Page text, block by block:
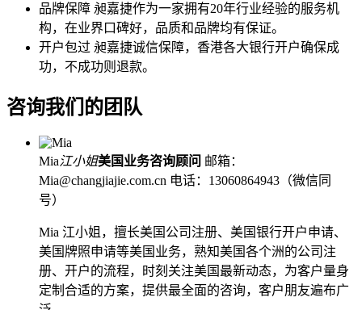
品牌保障 昶嘉捷作为一家拥有20年行业经验的服务机
构，在业界口碑好，品质和品牌均有保证。
开户包过 昶嘉捷诚信保障，香港各大银行开户确保成
功，不成功则退款。
咨询我们的团队
Mia江小姐美国业务咨询顾问 邮箱：
Mia@changjiajie.com.cn 电话：13060864943（微信同
号）
Mia 江小姐，擅长美国公司注册、美国银行开户申请、
美国牌照申请等美国业务，熟知美国各个洲的公司注
册、开户的流程，时刻关注美国最新动态，为客户量身
定制合适的方案，提供最全面的咨询，客户朋友遍布广